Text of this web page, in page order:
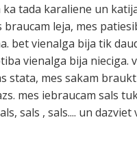
tada karaliene un
leja, mes
bet vienalga bija tik
vienalga bija nieciga.
stata, mes sakam
mes iebraucam sals
sals , sals.... un